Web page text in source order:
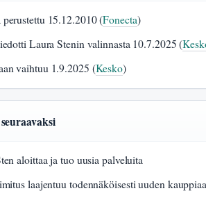
15.12.2010 (Fonecta)
Laura Stenin valinnasta 10.7.2025 (
vaihtuu 1.9.2025 (Kesko)
aloittaa ja tuo uusia palveluita
laajentuu todennäköisesti uuden